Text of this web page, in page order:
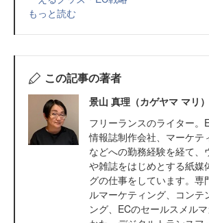
もっと読む
この記事の著者
景山 真理（カゲヤマ マリ）
フリーランスのライター。
情報誌制作会社、マーケテ
などへの勤務経験を経て、
や雑誌をはじめとする紙媒
グの仕事をしています。専
ルマーケティング、コンテ
ング、ECのセールスメル